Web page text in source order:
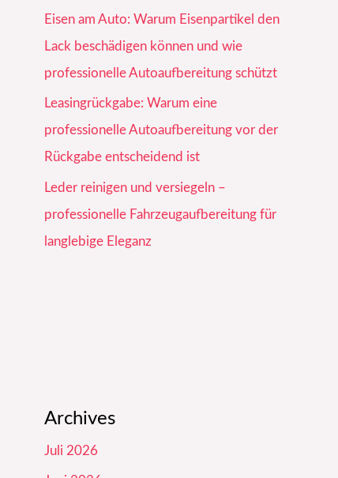
Eisen am Auto: Warum Eisenpartikel den
Lack beschädigen können und wie
professionelle Autoaufbereitung schützt
Leasingrückgabe: Warum eine
professionelle Autoaufbereitung vor der
Rückgabe entscheidend ist
Leder reinigen und versiegeln –
professionelle Fahrzeugaufbereitung für
langlebige Eleganz
Archives
Juli 2026